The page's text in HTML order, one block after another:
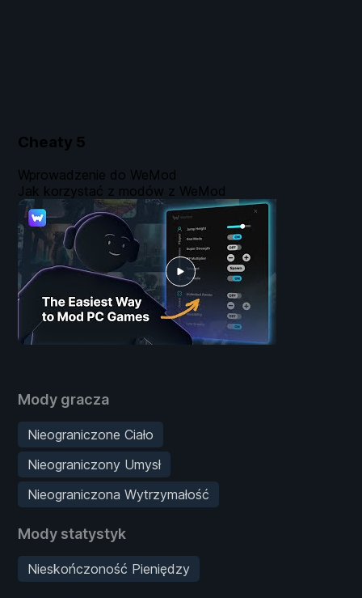
Cheaty 5
Mody gracza
Nieograniczone Ciało
Nieograniczony Umysł
Nieograniczona Wytrzymałość
Mody statystyk
Nieskończoność Pieniędzy
Wprowadzenie do WeMod
Jak korzystać z modów z WeMod